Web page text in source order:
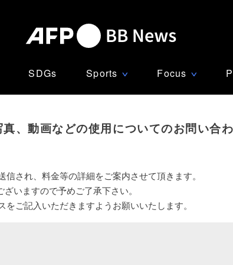
SDGs Sports ∨ Focus ∨
真、動画などの使用についてのお問い合
され、料金等の詳細をご案内させて頂きます。
いますので予めご了承下さい。
ご記入いただきますようお願いいたします。